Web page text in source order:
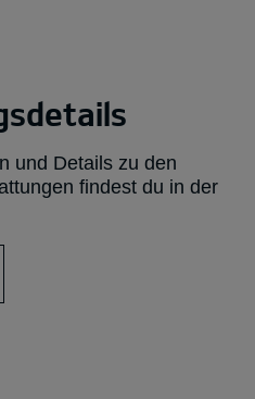
und Details zu den
findest du in der